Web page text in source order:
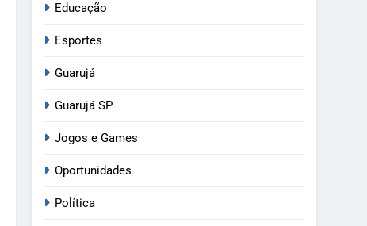
Educação
Esportes
Guarujá
Guarujá SP
Jogos e Games
Oportunidades
Política